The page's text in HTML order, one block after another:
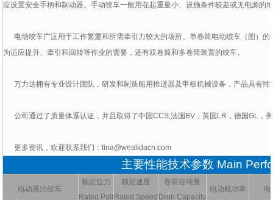
应设置安全手柄和制动器。手动绞车一般用在起重量小、设施条件较差或无电源的
电动绞车广泛用于工作繁重和所需牵引力较大的场所。单卷筒电动绞车（图）
为适应提升、牵引和回转等作业的需要，还有双卷筒和多卷筒装置的绞车。
万力达拥有专业设计团队，研发和制造船用推进器及甲板机械设备，产品具有
公司通过了质量体系认证，并且取得了中国CCS,法国 BV ，英国 LR ，德国GL ，
更多资讯，欢迎联系我们：tina@wealidacn.com
主要性能技术参数 Main
电动系泊绞车
额定拉力
Rated Pull
额定速度
Rated Speed
卷筒容绳量
Drun Capacity
电动机功率